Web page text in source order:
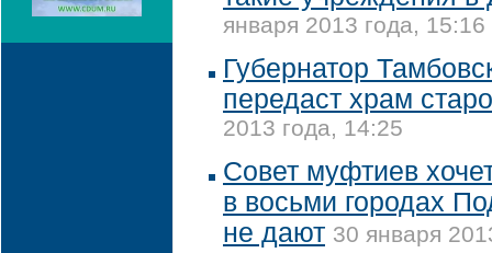
января 2013 года, 15:16
Губернатор
передаст храм
2013 года, 14:25
Совет муфтиев
в восьми городах
не дают 30 января